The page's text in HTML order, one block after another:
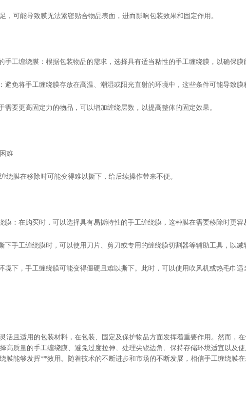
，可能导致膜无法紧密贴合物品表面，进而影响包装效果和固定作用。
手工缠绕膜：根据包装物品的需求，选择具有适当粘性的手工缠绕膜，以确保膜
避免将手工缠绕膜存放在高温、潮湿或阳光直射的环境中，这些条件可能导致膜
需要更高固定力的物品，可以增加缠绕层数，以提高整体的固定效果。
难
绕膜在移除时可能变得难以撕下，给后续操作带来不便。
膜：在购买时，可以选择具有易撕特性的手工缠绕膜，这种膜在需要移除时更容
下手工缠绕膜时，可以使用刀片、剪刀或专用的缠绕膜切割器等辅助工具，以减
境下，手工缠绕膜可能变得僵硬且难以撕下。此时，可以使用吹风机或热毛巾适
活且适用的包装材料，在包装、固定及保护物品方面发挥着重要作用。然而，
高质量的手工缠绕膜、避免过度拉伸、处理尖锐边角、保持存储环境适宜以及
膜能够发挥**效用。随着技术的不断进步和市场的不断发展，相信手工缠绕膜